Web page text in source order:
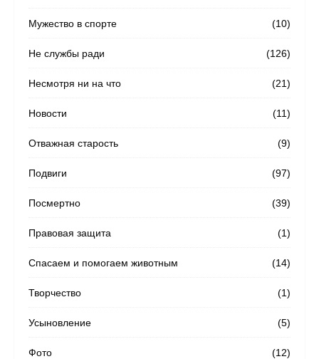
(10)
Мужество в спорте
(126)
Не службы ради
(21)
Несмотря ни на что
(11)
Новости
(9)
Отважная старость
(97)
Подвиги
(39)
Посмертно
(1)
Правовая защита
(14)
Спасаем и помогаем животным
(1)
Творчество
(5)
Усыновление
(12)
Фото